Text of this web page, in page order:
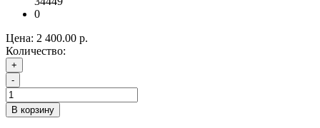
0
Цена: 2 400.00 р.
Количество:
+
-
В корзину